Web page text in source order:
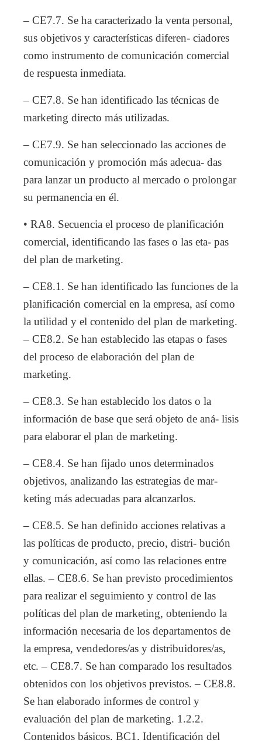
– CE7.7. Se ha caracterizado la venta personal,
sus objetivos y características diferen- ciadores
como instrumento de comunicación comercial
de respuesta inmediata.
– CE7.8. Se han identificado las técnicas de
marketing directo más utilizadas.
– CE7.9. Se han seleccionado las acciones de
comunicación y promoción más adecua- das
para lanzar un producto al mercado o prolongar
su permanencia en él.
• RA8. Secuencia el proceso de planificación
comercial, identificando las fases o las eta- pas
del plan de marketing.
– CE8.1. Se han identificado las funciones de la
planificación comercial en la empresa, así como
la utilidad y el contenido del plan de marketing.
– CE8.2. Se han establecido las etapas o fases
del proceso de elaboración del plan de
marketing.
– CE8.3. Se han establecido los datos o la
información de base que será objeto de aná- lisis
para elaborar el plan de marketing.
– CE8.4. Se han fijado unos determinados
objetivos, analizando las estrategias de mar-
keting más adecuadas para alcanzarlos.
– CE8.5. Se han definido acciones relativas a
las políticas de producto, precio, distri- bución
y comunicación, así como las relaciones entre
ellas. – CE8.6. Se han previsto procedimientos
para realizar el seguimiento y control de las
políticas del plan de marketing, obteniendo la
información necesaria de los departamentos de
la empresa, vendedores/as y distribuidores/as,
etc. – CE8.7. Se han comparado los resultados
obtenidos con los objetivos previstos. – CE8.8.
Se han elaborado informes de control y
evaluación del plan de marketing. 1.2.2.
Contenidos básicos. BC1. Identificación del